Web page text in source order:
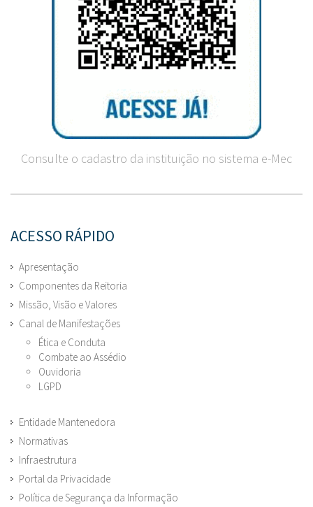
Consulte o cadastro da instituição no sistema e-Mec
ACESSO RÁPIDO
Apresentação
Componentes da Reitoria
Missão, Visão e Valores
Canal de Manifestações
Ética e Conduta
Combate ao Assédio
Ouvidoria
LGPD
Entidade Mantenedora
Normativas
Infraestrutura
Portal da Privacidade
Política de Segurança da Informação